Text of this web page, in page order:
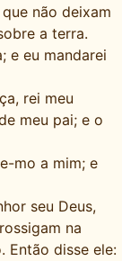
não deixam
a terra.
e eu mandarei
rei meu
meu pai; e o
mo a mim; e
seu Deus,
na
Então disse ele: